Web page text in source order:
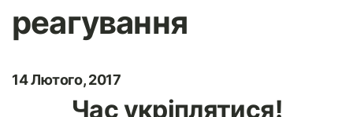
реагування
14 Лютого, 2017
Час укріплятися!